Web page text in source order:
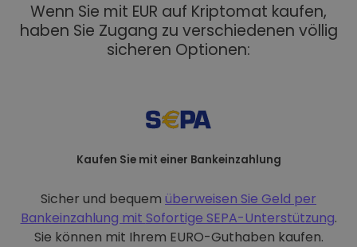
Wenn Sie mit EUR auf Kriptomat kaufen,
haben Sie Zugang zu verschiedenen völlig
sicheren Optionen:
Kaufen Sie mit einer Bankeinzahlung
Sicher und bequem überweisen Sie Geld per
Bankeinzahlung mit Sofortige SEPA-Unterstützung.
Sie können mit Ihrem EURO-Guthaben kaufen.